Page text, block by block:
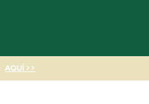
AQUÍ >>